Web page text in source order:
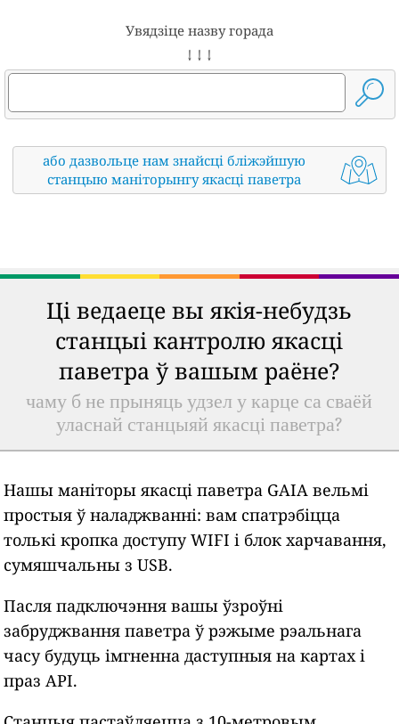
Увядзіце назву горада
↓ ↓ ↓
або дазвольце нам знайсці бліжэйшую
станцыю маніторынгу якасці паветра
Ці ведаеце вы якія-небудзь
станцыі кантролю якасці
паветра ў вашым раёне?
чаму б не прыняць удзел у карце са сваёй
уласнай станцыяй якасці паветра?
Нашы маніторы якасці паветра GAIA вельмі
простыя ў наладжванні: вам спатрэбіцца
толькі кропка доступу WIFI і блок харчавання,
сумяшчальны з USB.
Пасля падключэння вашы ўзроўні
забруджвання паветра ў рэжыме рэальнага
часу будуць імгненна даступныя на картах і
праз API.